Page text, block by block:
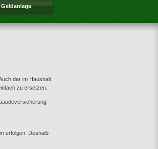
Geldanlage
der im Haushalt
zu ersetzen.
erfolgen. Deshalb